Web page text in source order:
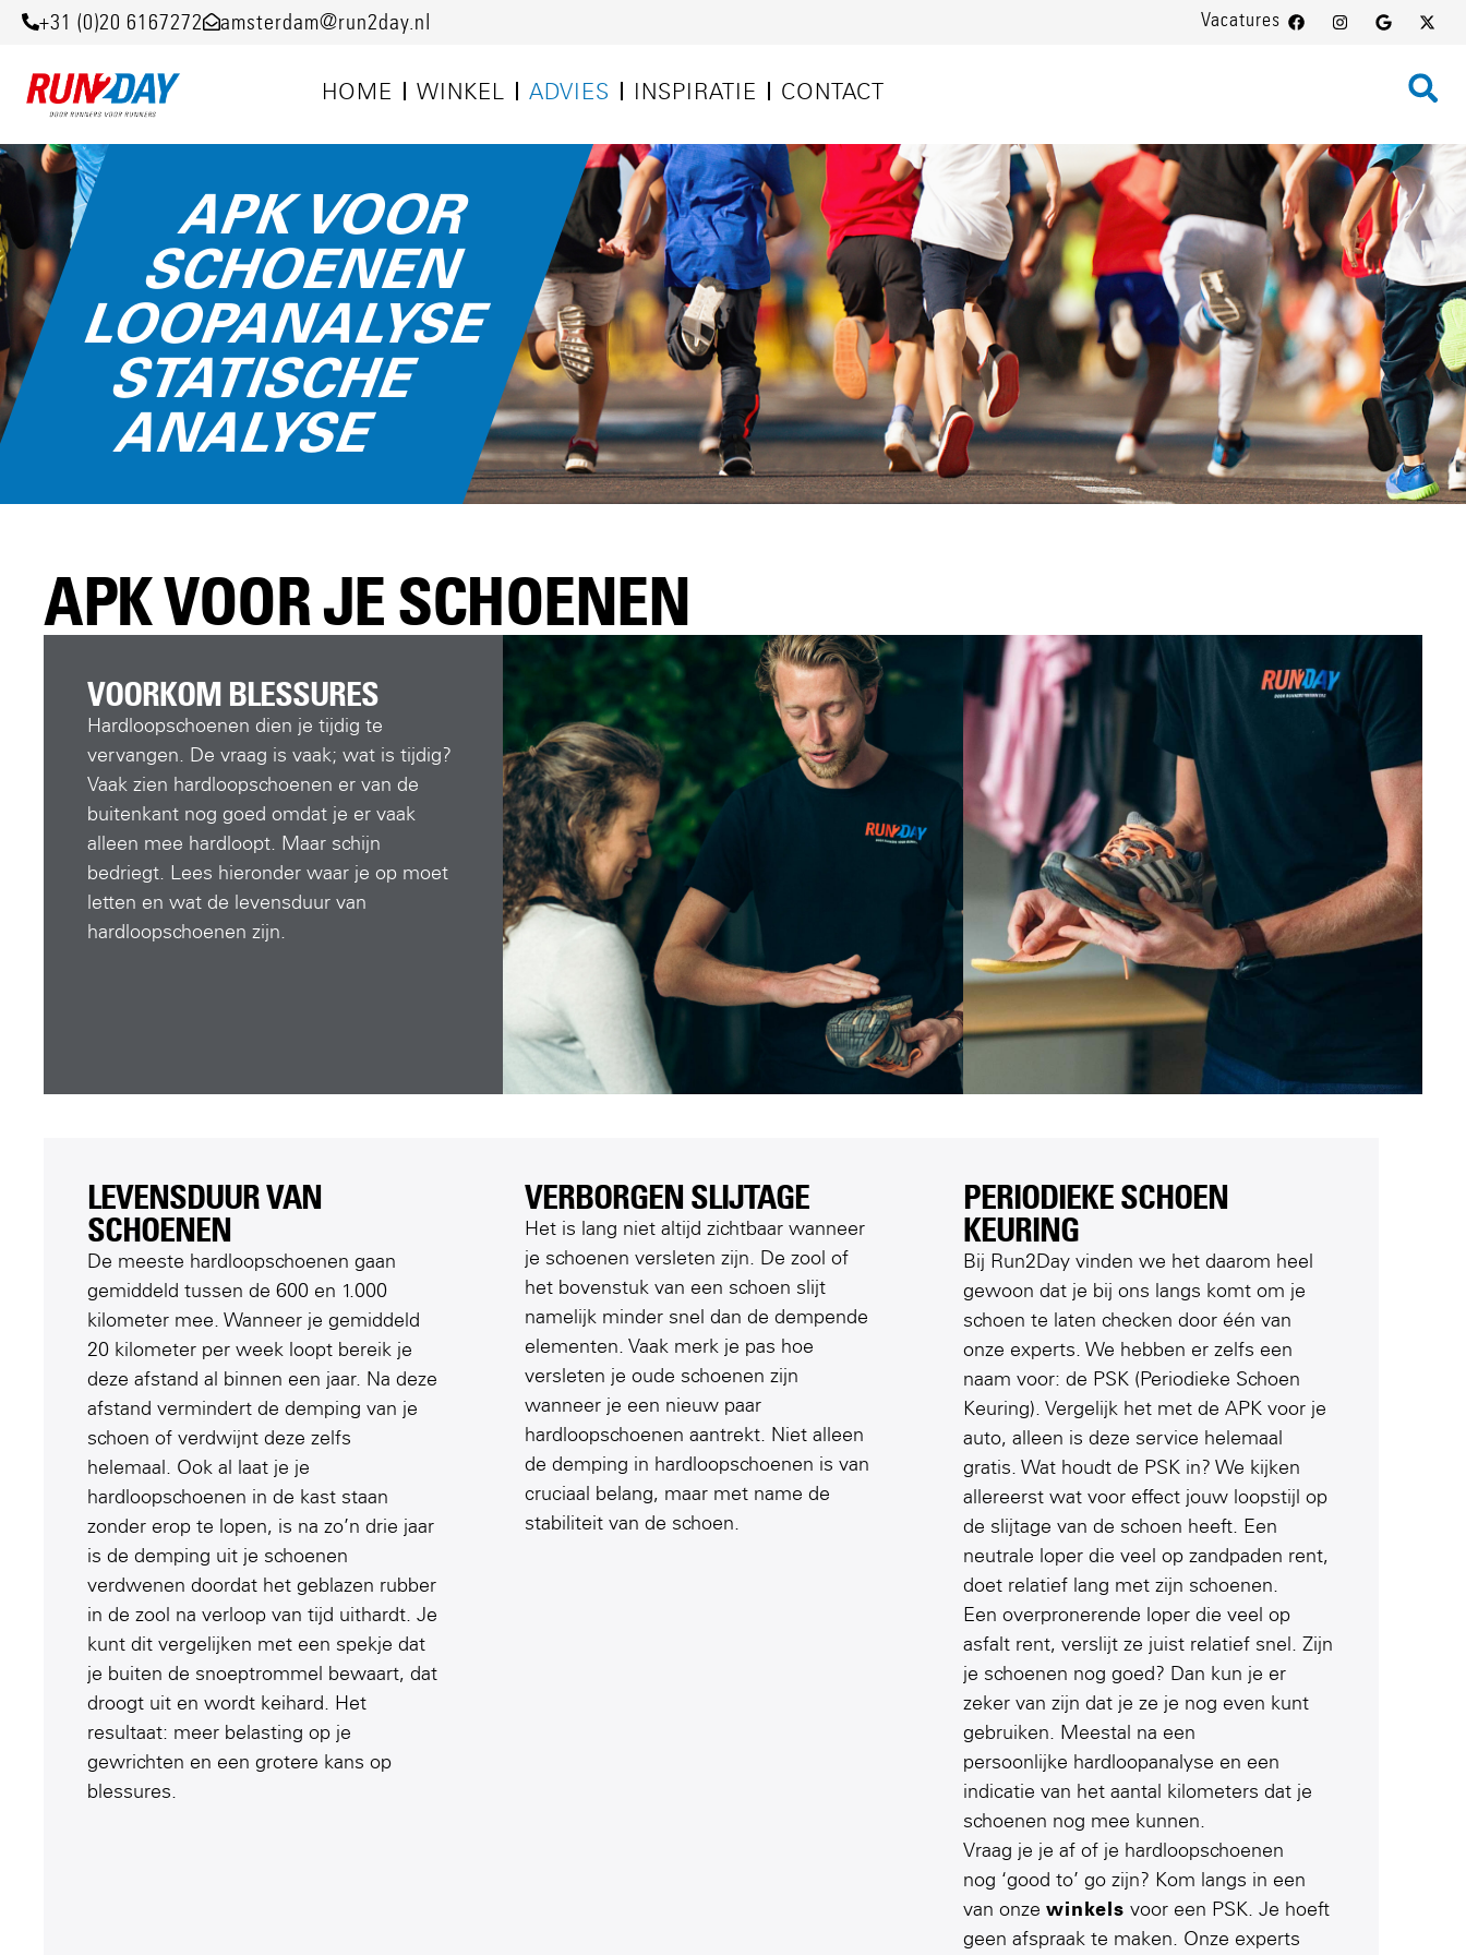
+31 (0)20 6167272 amsterdam@run2day.nl Vacatures
HOME WINKEL ADVIES INSPIRATIE CONTACT
APK VOOR
SCHOENEN
LOOPANALYSE
STATISCHE
ANALYSE
APK VOOR JE SCHOENEN
VOORKOM BLESSURES
Hardloopschoenen dien je tijdig te
vervangen. De vraag is vaak; wat is tijdig?
Vaak zien hardloopschoenen er van de
buitenkant nog goed omdat je er vaak
alleen mee hardloopt. Maar schijn
bedriegt. Lees hieronder waar je op moet
letten en wat de levensduur van
hardloopschoenen zijn.
LEVENSDUUR VAN
SCHOENEN
De meeste hardloopschoenen gaan
gemiddeld tussen de 600 en 1.000
kilometer mee. Wanneer je gemiddeld
20 kilometer per week loopt bereik je
deze afstand al binnen een jaar. Na deze
afstand vermindert de demping van je
schoen of verdwijnt deze zelfs
helemaal. Ook al laat je je
hardloopschoenen in de kast staan
zonder erop te lopen, is na zo’n drie jaar
is de demping uit je schoenen
verdwenen doordat het geblazen rubber
in de zool na verloop van tijd uithardt. Je
kunt dit vergelijken met een spekje dat
je buiten de snoeptrommel bewaart, dat
droogt uit en wordt keihard. Het
resultaat: meer belasting op je
gewrichten en een grotere kans op
blessures.
VERBORGEN SLIJTAGE
Het is lang niet altijd zichtbaar wanneer
je schoenen versleten zijn. De zool of
het bovenstuk van een schoen slijt
namelijk minder snel dan de dempende
elementen. Vaak merk je pas hoe
versleten je oude schoenen zijn
wanneer je een nieuw paar
hardloopschoenen aantrekt. Niet alleen
de demping in hardloopschoenen is van
cruciaal belang, maar met name de
stabiliteit van de schoen.
PERIODIEKE SCHOEN
KEURING
Bij Run2Day vinden we het daarom heel
gewoon dat je bij ons langs komt om je
schoen te laten checken door één van
onze experts. We hebben er zelfs een
naam voor: de PSK (Periodieke Schoen
Keuring). Vergelijk het met de APK voor je
auto, alleen is deze service helemaal
gratis. Wat houdt de PSK in? We kijken
allereerst wat voor effect jouw loopstijl op
de slijtage van de schoen heeft. Een
neutrale loper die veel op zandpaden rent,
doet relatief lang met zijn schoenen.
Een overpronerende loper die veel op
asfalt rent, verslijt ze juist relatief snel. Zijn
je schoenen nog goed? Dan kun je er
zeker van zijn dat je ze je nog even kunt
gebruiken. Meestal na een
persoonlijke hardloopanalyse en een
indicatie van het aantal kilometers dat je
schoenen nog mee kunnen.
Vraag je je af of je hardloopschoenen
nog ‘good to’ go zijn? Kom langs in een
van onze winkels voor een PSK. Je hoeft
geen afspraak te maken. Onze experts